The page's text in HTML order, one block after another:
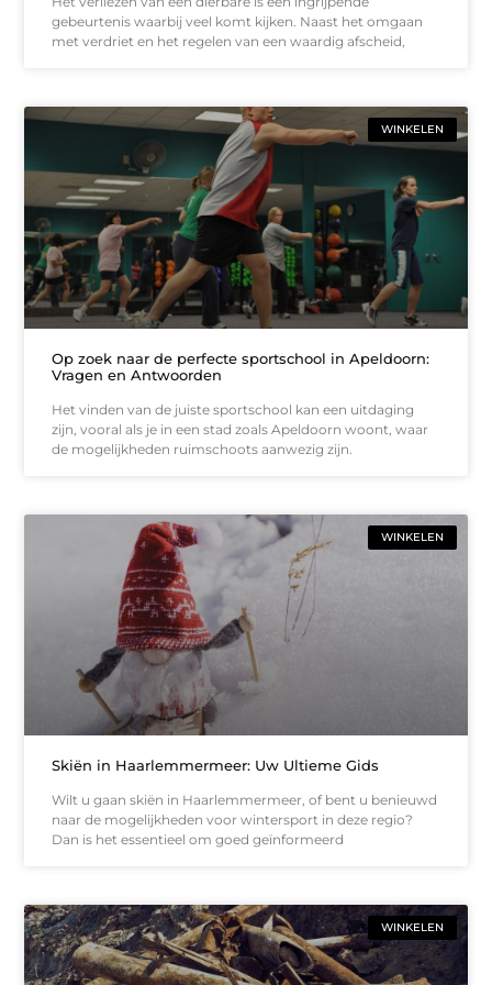
gebeurtenis waarbij veel komt kijken. Naast het omgaan
met verdriet en het regelen van een waardig afscheid,
WINKELEN
Op zoek naar de perfecte sportschool in Apeldoorn:
Vragen en Antwoorden
Het vinden van de juiste sportschool kan een uitdaging
zijn, vooral als je in een stad zoals Apeldoorn woont, waar
de mogelijkheden ruimschoots aanwezig zijn.
WINKELEN
Skiën in Haarlemmermeer: Uw Ultieme Gids
Wilt u gaan skiën in Haarlemmermeer, of bent u benieuwd
naar de mogelijkheden voor wintersport in deze regio?
Dan is het essentieel om goed geïnformeerd
WINKELEN